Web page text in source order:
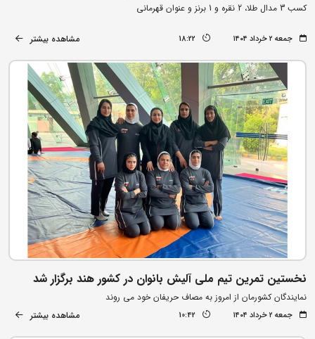
کسب 3 مدال طلا، 2 نقره و 1 برنز و عنوان قهرمانی
جمعه ۲ خرداد ۱۴۰۴ 18:22 مشاهده بیشتر
نخستین تمرین تیم ملی آلیش بانوان در کشور هند برگزار شد
نمایندگان کشورمان از امروز به مصاف حریفان خود می روند
جمعه ۲ خرداد ۱۴۰۴ 10:42 مشاهده بیشتر